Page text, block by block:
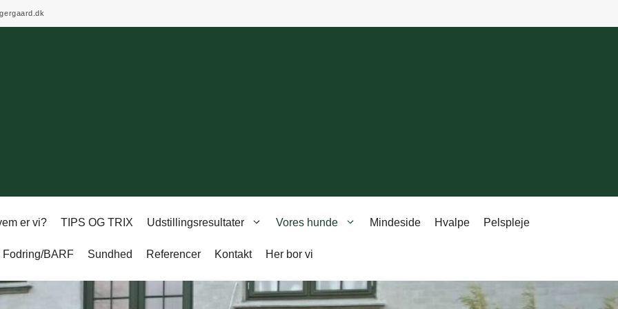
er vi? TIPS OG TRIX Udstillingsresultater Vores hunde Mindeside Hvalpe Pelspleje
Fodring/BARF Sundhed Referencer Kontakt Her bor vi